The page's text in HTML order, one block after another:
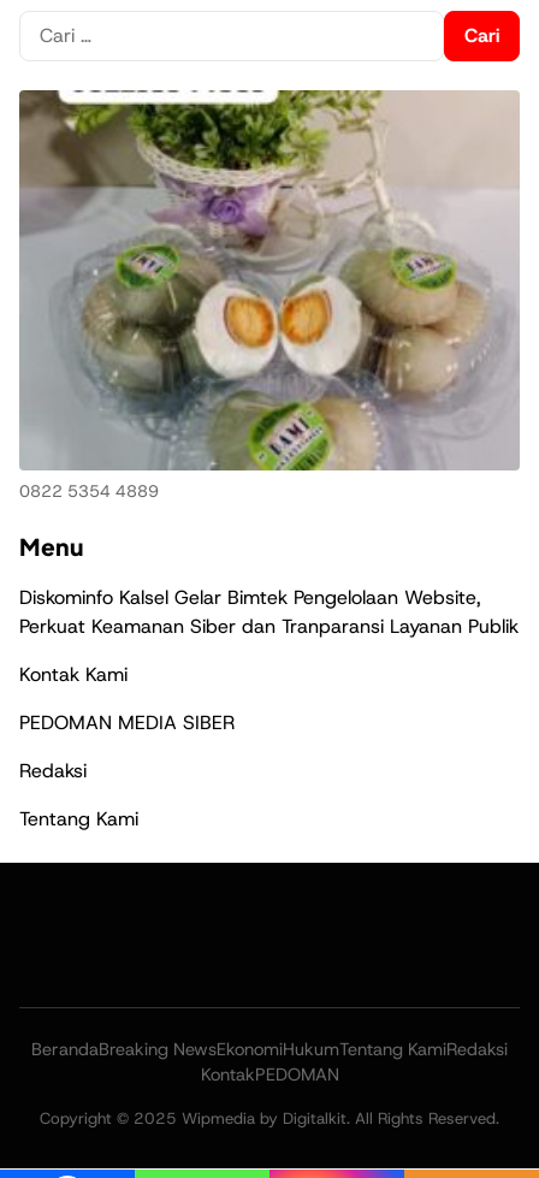
Cari
untuk:
0822 5354 4889
Menu
Diskominfo Kalsel Gelar Bimtek Pengelolaan Website,
Perkuat Keamanan Siber dan Tranparansi Layanan Publik
Kontak Kami
PEDOMAN MEDIA SIBER
Redaksi
Tentang Kami
BerandaBreaking NewsEkonomiHukumTentang KamiRedaksi
KontakPEDOMAN
Copyright © 2025 Wipmedia by Digitalkit. All Rights Reserved.